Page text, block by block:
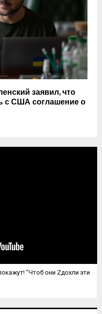
заявил, что
с США соглашение о
"Чтоб они Zдохли эти